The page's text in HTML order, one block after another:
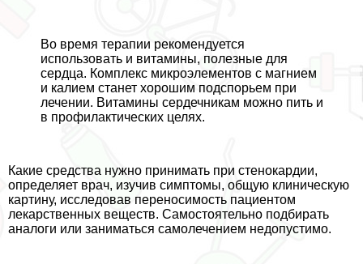
Во время терапии рекомендуется
использовать и витамины, полезные для
сердца. Комплекс микроэлементов с магнием
и калием станет хорошим подспорьем при
лечении. Витамины сердечникам можно пить и
в профилактических целях.
Какие средства нужно принимать при стенокардии,
определяет врач, изучив симптомы, общую клиническую
картину, исследовав переносимость пациентом
лекарственных веществ. Самостоятельно подбирать
аналоги или заниматься самолечением недопустимо.